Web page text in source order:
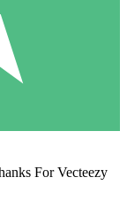
For Vecteezy